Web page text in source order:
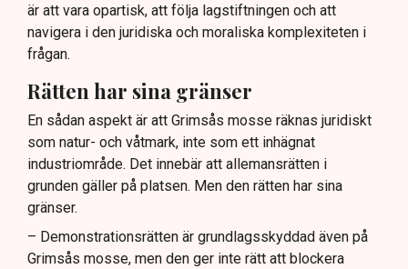
är att vara opartisk, att följa lagstiftningen och att
navigera i den juridiska och moraliska komplexiteten i
frågan.
Rätten har sina gränser
En sådan aspekt är att Grimsås mosse räknas juridiskt
som natur- och våtmark, inte som ett inhägnat
industriområde. Det innebär att allemansrätten i
grunden gäller på platsen. Men den rätten har sina
gränser.
– Demonstrationsrätten är grundlagsskyddad även på
Grimsås mosse, men den ger inte rätt att blockera